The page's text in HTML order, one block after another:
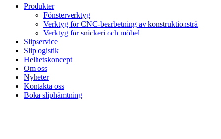
Produkter
Fönsterverktyg
Verktyg för CNC-bearbetning av konstruktionsträ
Verktyg för snickeri och möbel
Slipservice
Sliplogistik
Helhetskoncept
Om oss
Nyheter
Kontakta oss
Boka sliphämtning